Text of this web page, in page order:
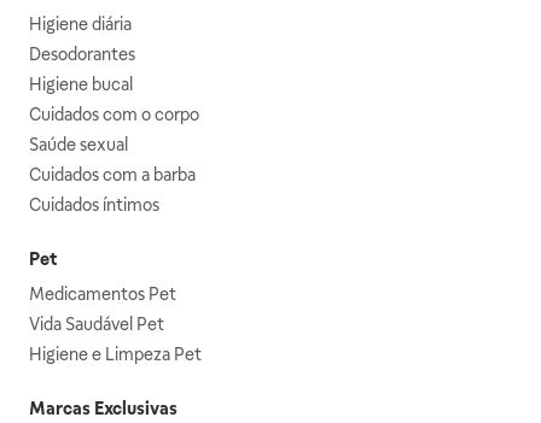
Higiene diária
Desodorantes
Higiene bucal
Cuidados com o corpo
Saúde sexual
Cuidados com a barba
Cuidados íntimos
Pet
Medicamentos Pet
Vida Saudável Pet
Higiene e Limpeza Pet
Marcas Exclusivas